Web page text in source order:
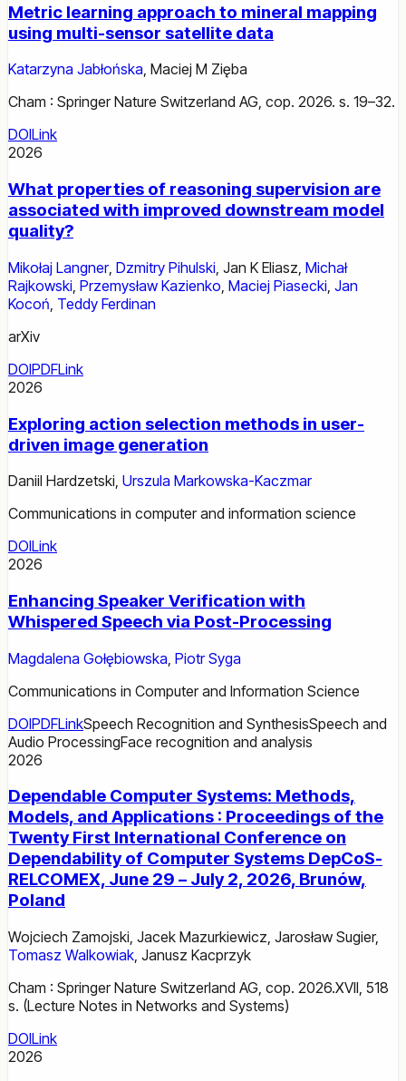
Metric learning approach to mineral mapping
using multi-sensor satellite data
Katarzyna Jabłońska, Maciej M Zięba
Cham : Springer Nature Switzerland AG, cop. 2026. s. 19–32.
DOILink
2026
What properties of reasoning supervision are
associated with improved downstream model
quality?
Mikołaj Langner, Dzmitry Pihulski Jan K Eliasz Michał
Rajkowski Przemysław Kazienko Maciej Piasecki Jan
Kocoń Teddy Ferdinan
arXiv
DOIPDFLink
2026
Exploring action selection methods in user-
driven image generation
Daniil Hardzetski, Urszula Markowska-Kaczmar
Communications in computer and information science
DOILink
2026
Enhancing Speaker Verification with
Whispered Speech via Post-Processing
Magdalena Gołębiowska Piotr Syga
Communications in Computer and Information Science
DOIPDFLinkSpeech Recognition and SynthesisSpeech and
Audio ProcessingFace recognition and analysis
2026
Dependable Computer Systems: Methods,
Models, and Applications : Proceedings of the
Twenty First International Conference on
Dependability of Computer Systems DepCoS-
RELCOMEX, June 29 – July 2, 2026, Brunów,
Poland
Wojciech Zamojski, Jacek Mazurkiewicz, Jarosław Sugier,
Tomasz Walkowiak, Janusz Kacprzyk
Cham : Springer Nature Switzerland AG, cop. 2026.XVII, 518
s. (Lecture Notes in Networks and Systems)
DOILink
2026